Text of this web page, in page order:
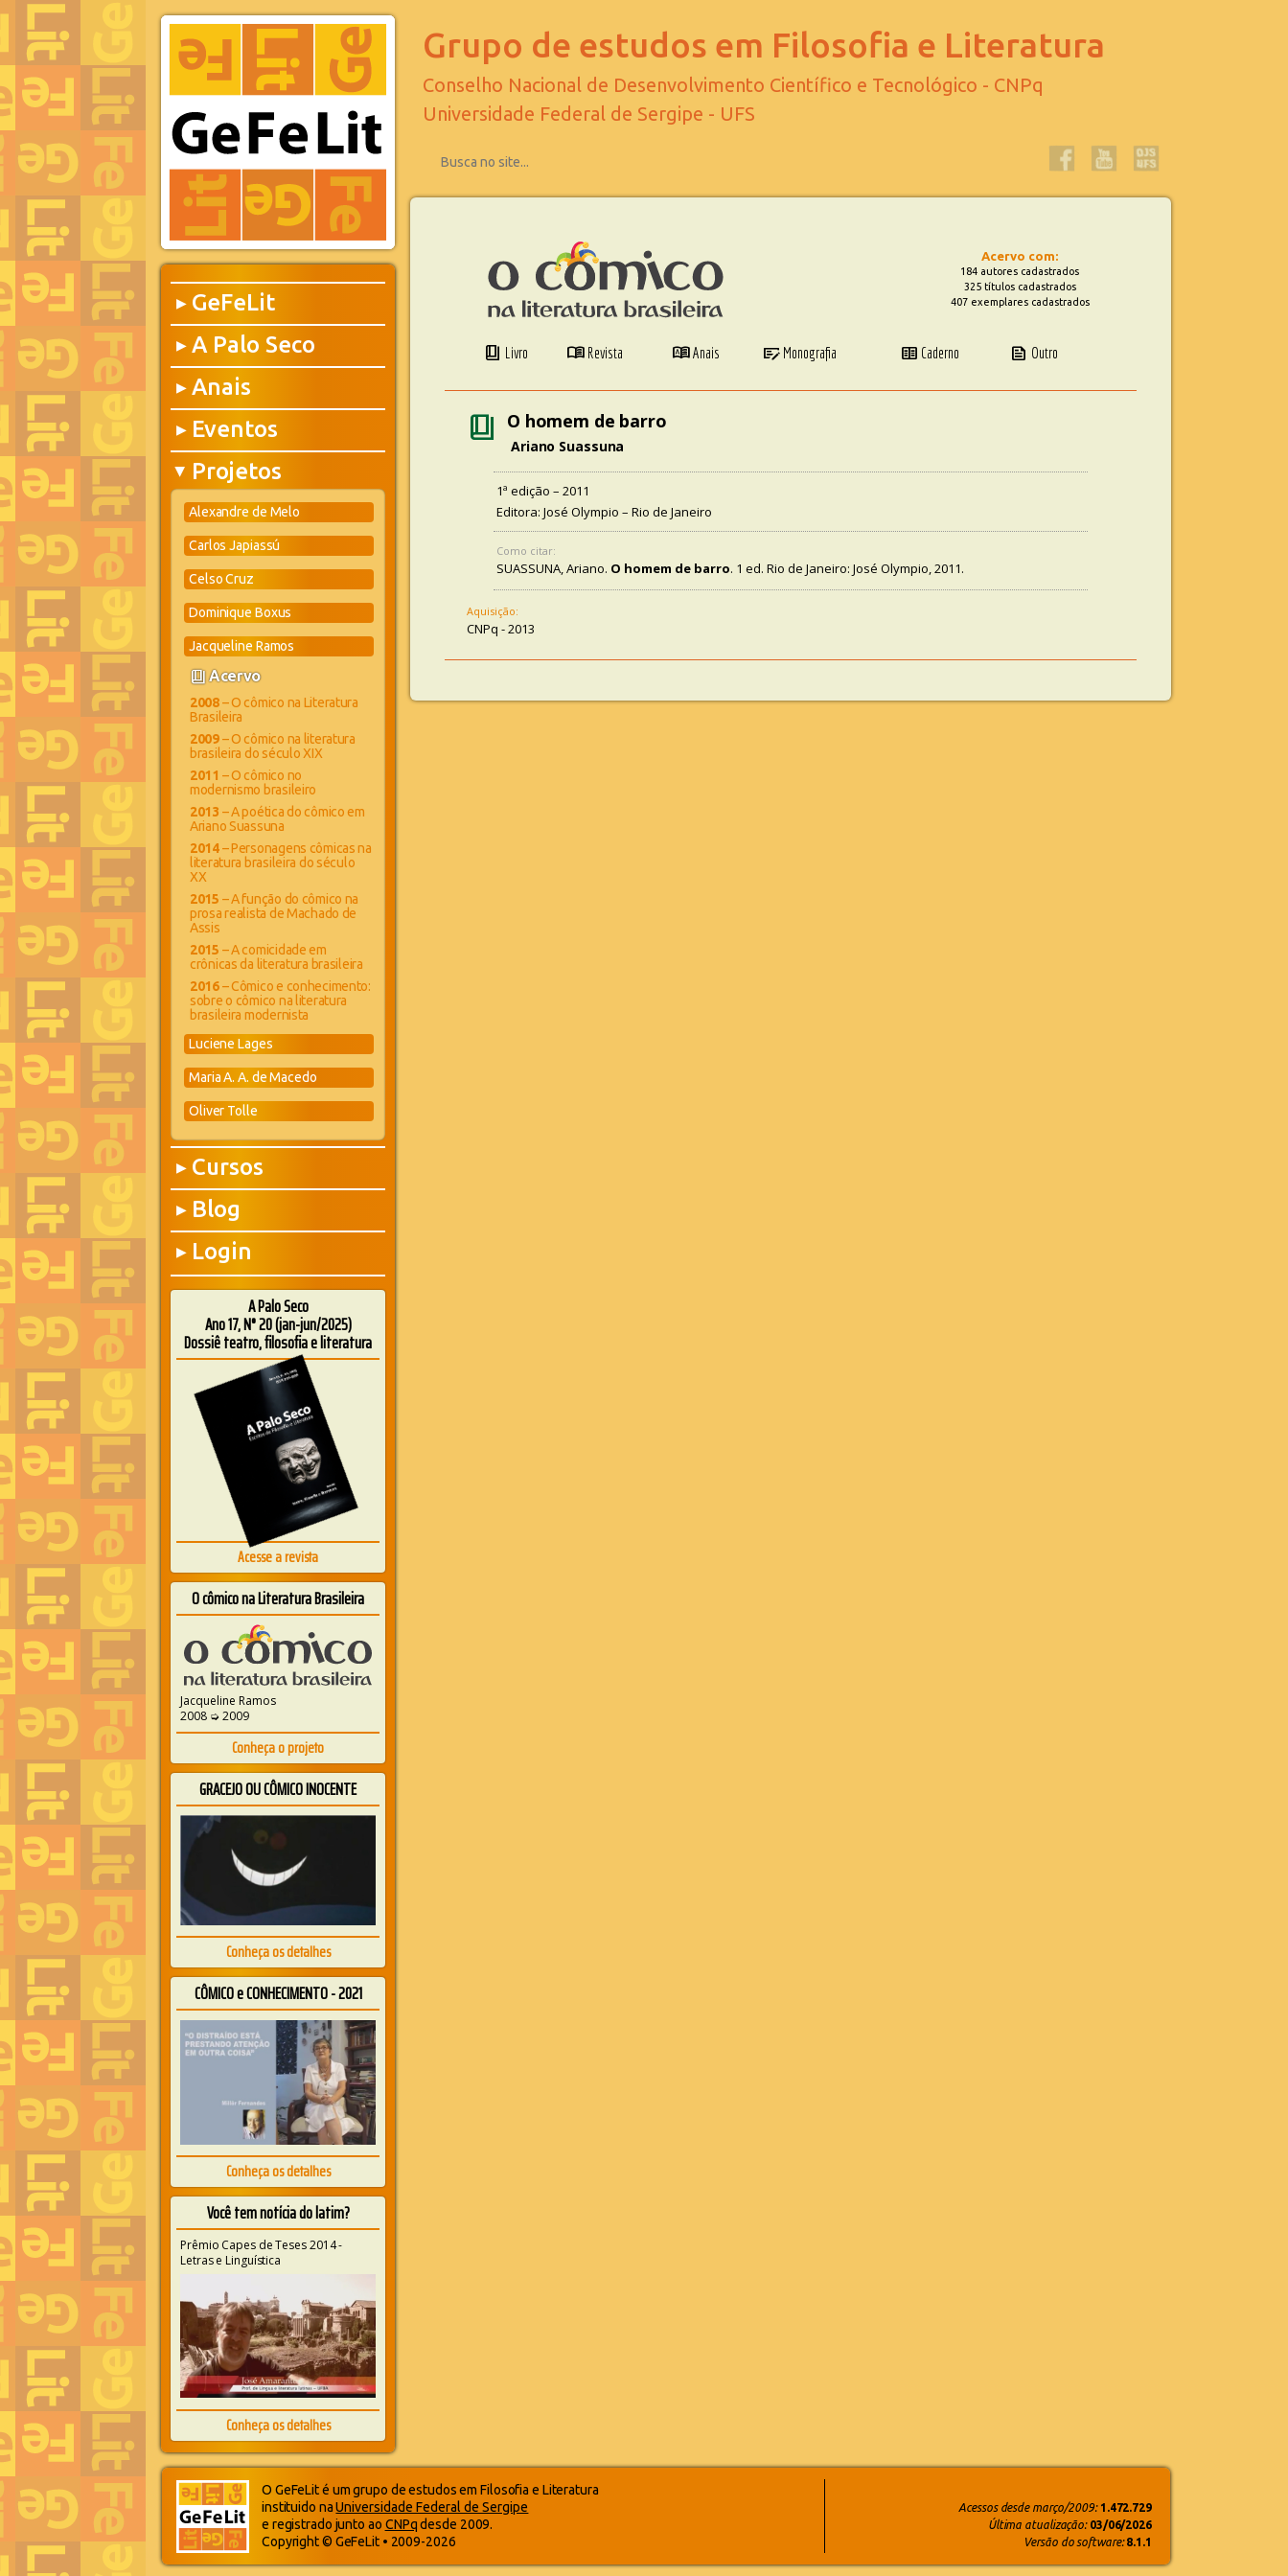
▶ GeFeLit
▶ A Palo Seco
▶ Anais
▶ Eventos
▶ Projetos
Alexandre de Melo
Carlos Japiassú
Celso Cruz
Dominique Boxus
Jacqueline Ramos
book_4Acervo
2008– O cômico na Literatura
Brasileira
2009– O cômico na literatura
brasileira do século XIX
2011 – O cômico no
modernismo brasileiro
2013 – A poética do cômico em
Ariano Suassuna
2014– Personagens cômicas na
literatura brasileira do século
XX
2015 – A função do cômico na
prosa realista de Machado de
Assis
2015 – A comicidade em
crônicas da literatura brasileira
2016– Cômico e conhecimento:
sobre o cômico na literatura
brasileira modernista
Luciene Lages
Maria A. A. de Macedo
Oliver Tolle
▶ Cursos
▶ Blog
▶ Login
A Palo Seco
Ano 17, N° 20 (jan-jun/2025)
Dossiê teatro, filosofia e literatura
Acesse a revista
O cômico na Literatura Brasileira
Jacqueline Ramos
2008 ➭ 2009
Conheça o projeto
GRACEJO OU CÔMICO INOCENTE
Conheça os detalhes
CÔMICO e CONHECIMENTO - 2021
Conheça os detalhes
Você tem notícia do latim?
Prêmio Capes de Teses 2014 -
Letras e Linguística
Conheça os detalhes
Grupo de estudos em Filosofia e Literatura
Conselho Nacional de Desenvolvimento Científico e Tecnológico - CNPq
Universidade Federal de Sergipe - UFS
Acervo com:
184 autores cadastrados
325 títulos cadastrados
407 exemplares cadastrados
book_4 Livro menu_book Revista dictionaryAnais checkbook Monografia two_pager Caderno news Outro
book_4 O homem de barro
Ariano Suassuna
1ª edição – 2011
Editora: José Olympio – Rio de Janeiro
Como citar:
SUASSUNA, Ariano. O homem de barro. 1 ed. Rio de Janeiro: José Olympio, 2011.
Aquisição:
CNPq - 2013
O GeFeLit é um grupo de estudos em Filosofia e Literatura
instituido naUniversidade Federal de Sergipe
e registrado junto ao CNPqdesde 2009.
Copyright © GeFeLit • 2009-2026
Acessos desde março/2009: 1.472.729
Última atualização: 03/06/2026
Versão do software: 8.1.1